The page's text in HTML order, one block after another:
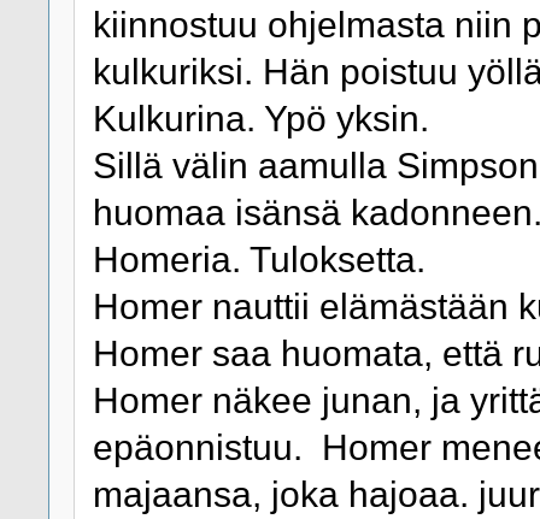
kiinnostuu ohjelmasta niin
kulkuriksi. Hän poistuu
Kulkurina. Ypö yksin.
Sillä välin aamulla
huomaa isänsä
Homeria. Tuloksetta.
Homer nauttii elämästään
Homer saa huomata, että
Homer näkee junan, ja
epäonnistuu. Homer
majaansa, joka hajoaa.